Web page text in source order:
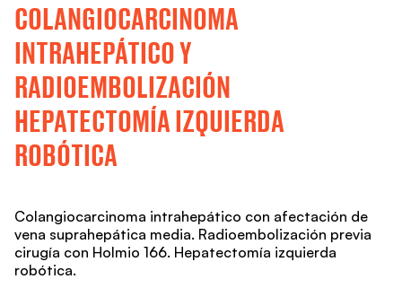
COLANGIOCARCINOMA
INTRAHEPÁTICO Y
RADIOEMBOLIZACIÓN
HEPATECTOMÍA IZQUIERDA
ROBÓTICA
Colangiocarcinoma intrahepático con afectación de
vena suprahepática media. Radioembolización previa
cirugía con Holmio 166. Hepatectomía izquierda
robótica.